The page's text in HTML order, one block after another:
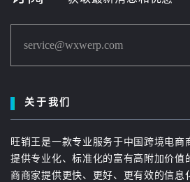
service@wxwerp.com
关于我们
旺销王是一款专业服务于中国跨境电商
提供专业化、标准化的富有高附加价值
商商家提供更快、更好、更有效的信息